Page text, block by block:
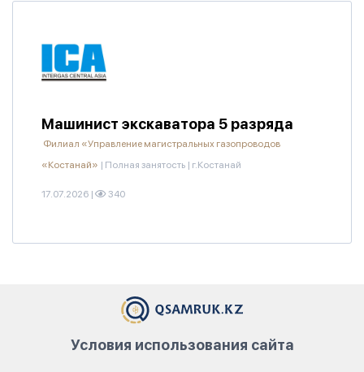
Машинист экскаватора 5 разряда
Филиал «Управление магистральных газопроводов
«Костанай» | Полная занятость | г.Костанай
17.07.2026 | 340
Условия использования сайта